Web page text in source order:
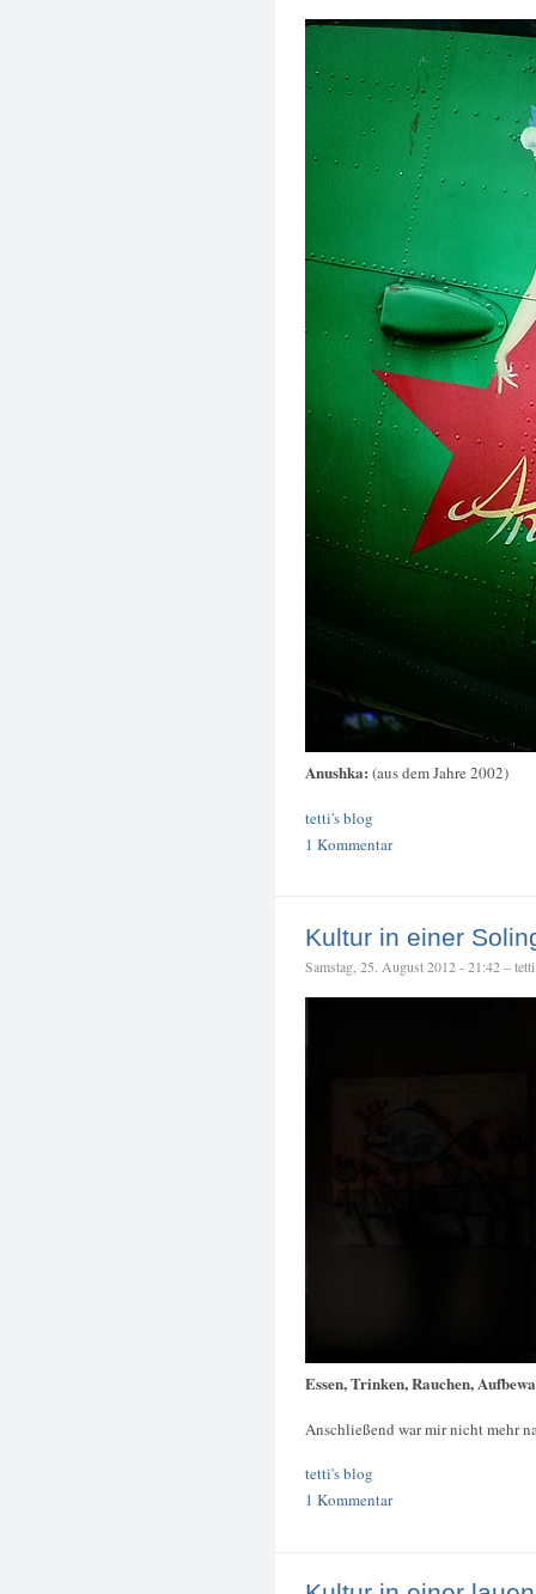
Anushka: (aus dem Jahre 2002)
tetti's blog
1 Kommentar
Kultur in einer
Samstag, 25. August 2012 - 21:42 – tetti
Essen, Trinken, Rauchen,
Anschließend war mir nicht mehr
tetti's blog
1 Kommentar